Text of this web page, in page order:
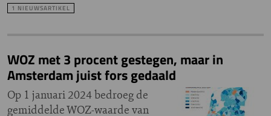
1 NIEUWSARTIKEL
WOZ met 3 procent gestegen, maar in
Amsterdam juist fors gedaald
Op 1 januari 2024 bedroeg de
gemiddelde WOZ-waarde van